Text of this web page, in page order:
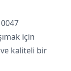
için
kaliteli bir